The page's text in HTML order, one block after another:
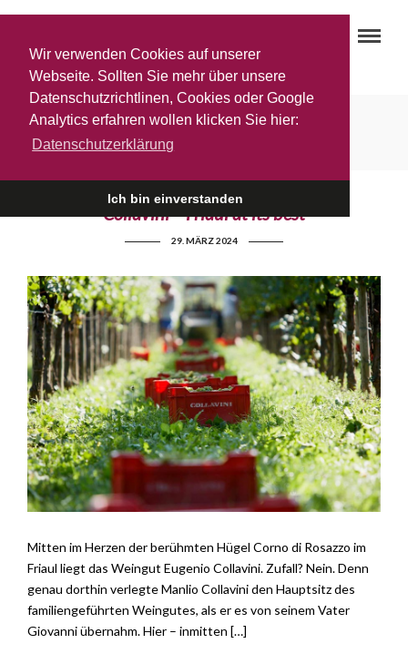
Wir verwenden Cookies auf unserer
Webseite. Sollten Sie mehr über unsere
Datenschutzrichtlinen, Cookies oder Google
Analytics erfahren wollen klicken Sie hier:
Datenschutzerklärung
Ich bin einverstanden
Spumante Brut
Collavini – Friaul at its best
29. MÄRZ 2024
Mitten im Herzen der berühmten Hügel Corno di Rosazzo im
Friaul liegt das Weingut Eugenio Collavini. Zufall? Nein. Denn
genau dorthin verlegte Manlio Collavini den Hauptsitz des
familiengeführten Weingutes, als er es von seinem Vater
Giovanni übernahm. Hier – inmitten […]